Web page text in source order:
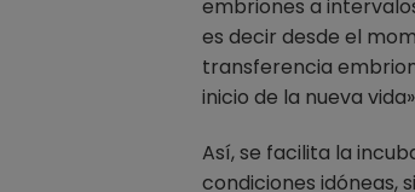
embriones a
es decir desde el
transferencia
inicio de la nueva
Así, se facilita la
condiciones idóneas,